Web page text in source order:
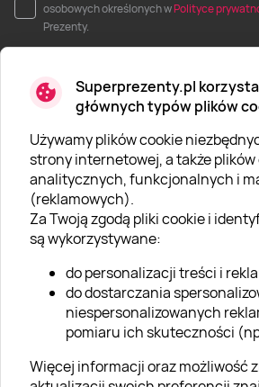
Superprezenty.pl
głównych typów plików
Używamy plików cookie
strony internetowej, a także plików
analitycznych, funkcjonalnych i
(reklamowych).
Za Twoją zgodą pliki cookie i
są wykorzystywane:
do personalizacji treści i
do dostarczania
niespersonalizowanych
pomiaru ich skuteczności
Więcej informacji oraz możliwość
osobowych określonych wPolityce
Prezenty.
O SUPERPREZENTY
O nas
Aktualności
Kariera w Super Prezentach
Klub Lojalnościowy
Dodaj recenzję